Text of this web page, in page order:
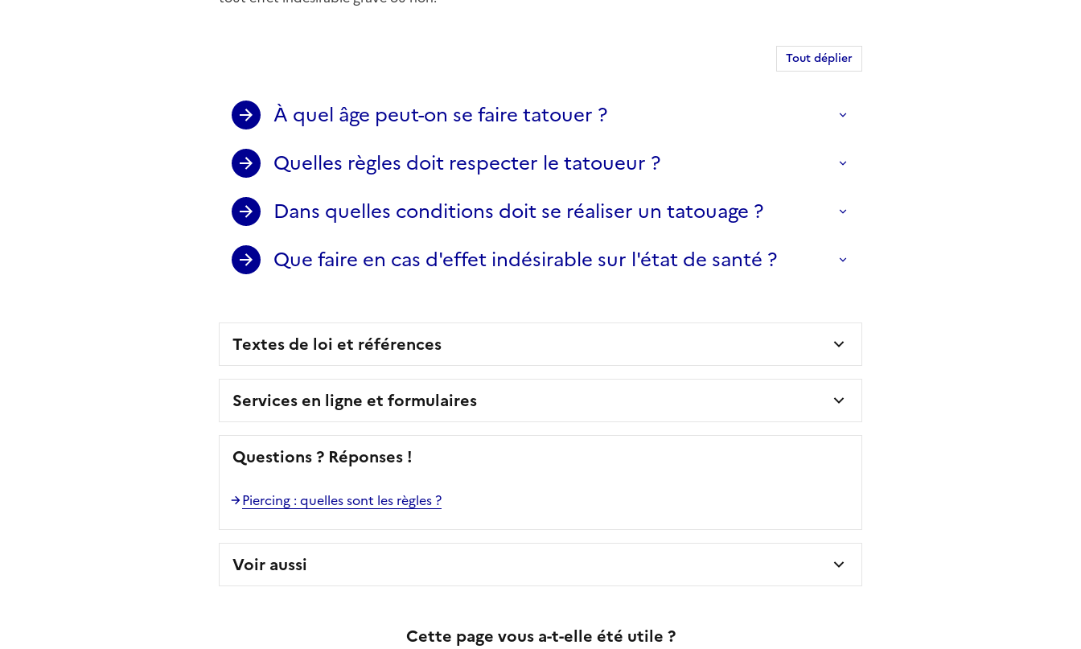
Tout déplier
À quel âge peut-on se faire tatouer ?
Quelles règles doit respecter le tatoueur ?
Dans quelles conditions doit se réaliser un tatouage ?
Que faire en cas d'effet indésirable sur l'état de santé ?
Textes de loi et références
Services en ligne et formulaires
Questions ? Réponses !
Piercing : quelles sont les règles ?
Voir aussi
Cette page vous a-t-elle été utile ?